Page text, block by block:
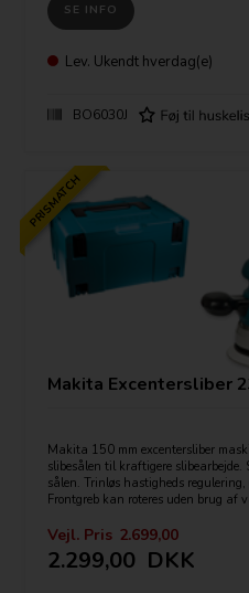
SE INFO
Lev. Ukendt hverdag(e)
BO6030J
PRISMATCH
Makita Excentersliber
Makita 150 mm excentersliber
slibesålen til kraftigere slibearbejde.
sålen. Trinløs hastigheds
Frontgreb kan roteres uden brug af
Vejl. Pris 2.699,00
2.299,00 DKK